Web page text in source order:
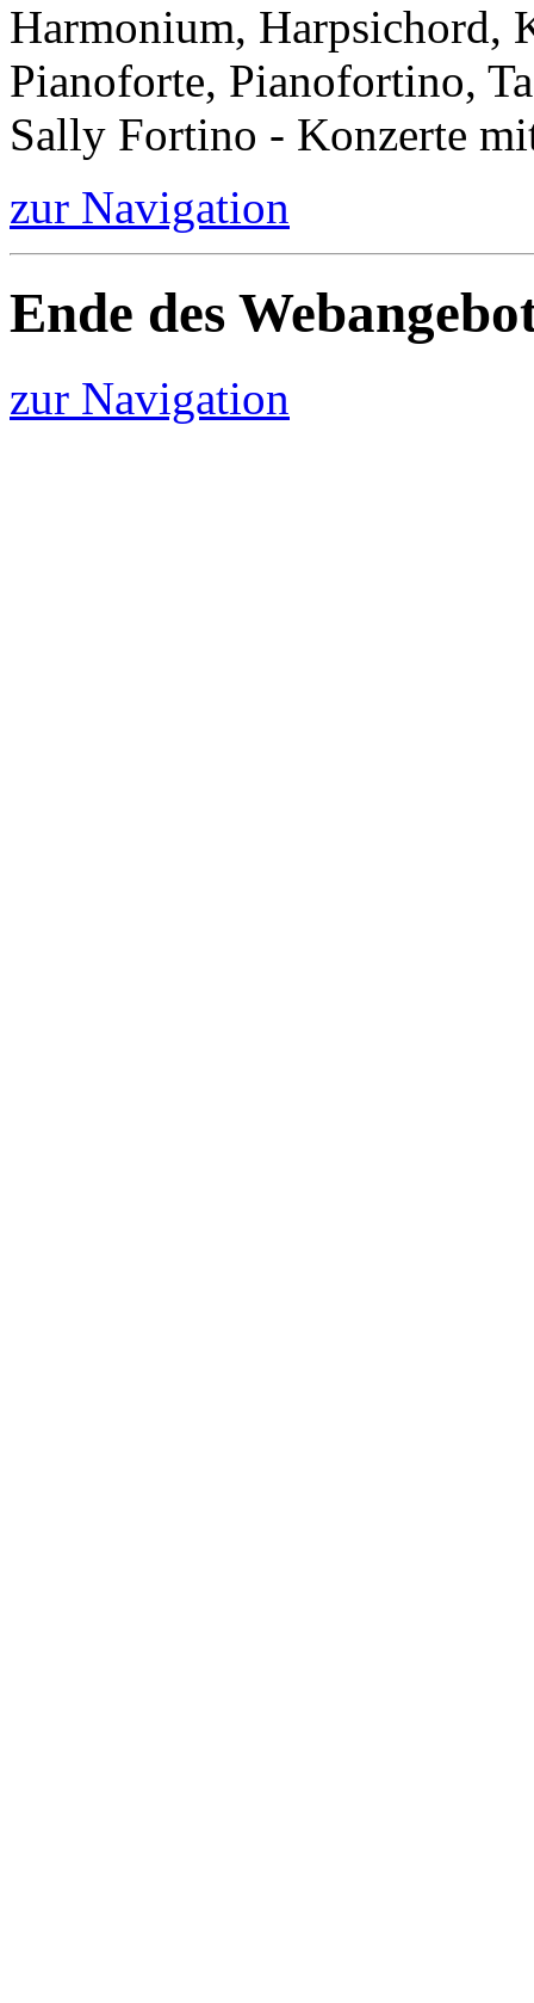
Harmonium, Harpsichord,
Pianoforte, Pianofortino,
Sally Fortino - Konzerte
zur Navigation
Ende des
zur Navigation